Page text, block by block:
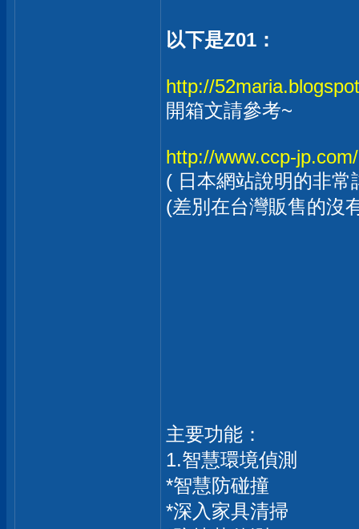
以下是Z01：
http://
開箱文請參考~
http://www.ccp-
( 日本網站說明的非
(差別在台灣販售的沒
主要功能：
1.智慧環境偵測
*智慧防碰撞
*深入家具清掃